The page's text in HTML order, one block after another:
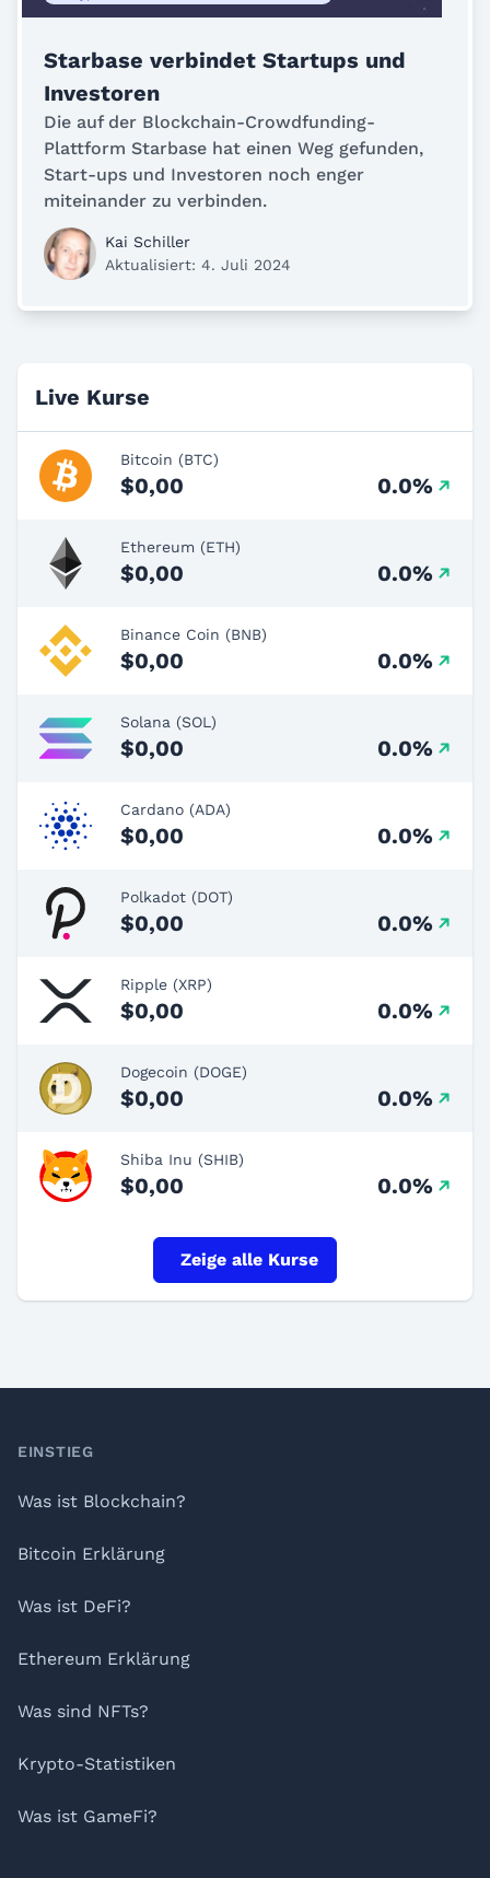
Starbase verbindet Startups und
Investoren
Die auf der Blockchain-Crowdfunding-
Plattform Starbase hat einen Weg gefunden,
Start-ups und Investoren noch enger
miteinander zu verbinden.
Kai Schiller
Aktualisiert: 4. Juli 2024
Live Kurse
Bitcoin (BTC)
$0,00 0.0%
Ethereum (ETH)
$0,00 0.0%
Binance Coin (BNB)
$0,00 0.0%
Solana (SOL)
$0,00 0.0%
Cardano (ADA)
$0,00 0.0%
Polkadot (DOT)
$0,00 0.0%
Ripple (XRP)
$0,00 0.0%
Dogecoin (DOGE)
$0,00 0.0%
Shiba Inu (SHIB)
$0,00 0.0%
Zeige alle Kurse
Footer
EINSTIEG
Was ist Blockchain?
Bitcoin Erklärung
Was ist DeFi?
Ethereum Erklärung
Was sind NFTs?
Krypto-Statistiken
Was ist GameFi?